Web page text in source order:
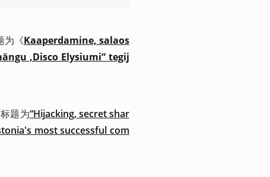
为《Kaaperdamine, salaos
,Disco Elysiumi“ tegij
题为“Hijacking, secret shar
most successful com